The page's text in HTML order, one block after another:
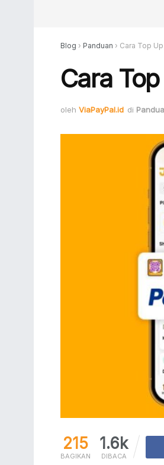
Blog › Panduan › Cara Top
Cara
oleh ViaPayPal.id di
215
BAGIKAN
1.6k
DIBACA